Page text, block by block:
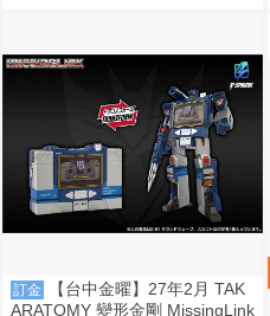
訂金
【台中金曜】27年2月 TAK
ARATOMY 變形金剛 MissingLink